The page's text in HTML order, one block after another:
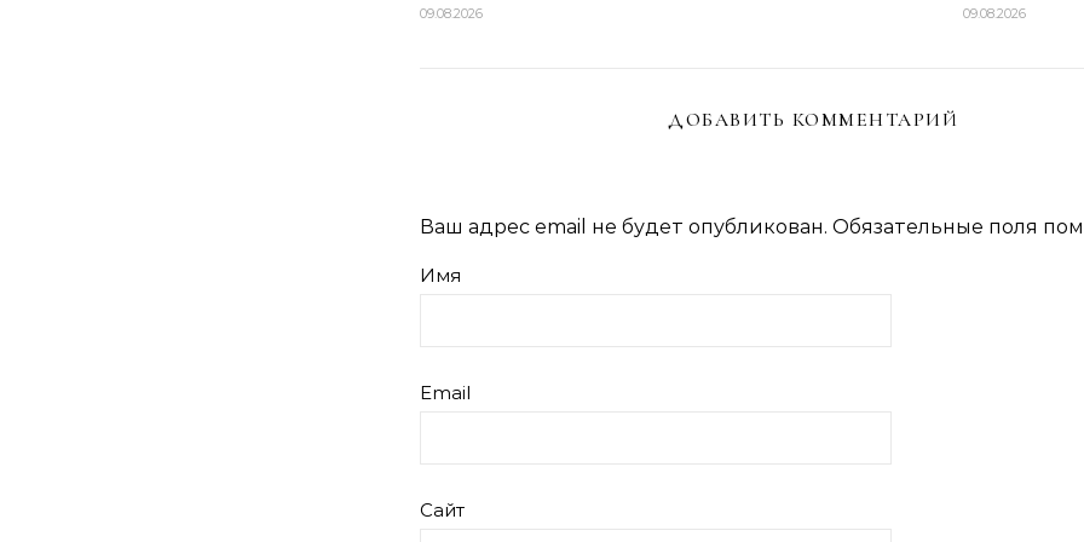
09.08.2026 09.08.2026
ДОБАВИТЬ КОММЕНТАРИЙ
Ваш адрес email не будет опубликован. Обязательные поля
Имя
Email
Сайт